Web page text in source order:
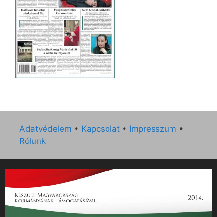
Adatvédelem • Kapcsolat • Impresszum •
Rólunk